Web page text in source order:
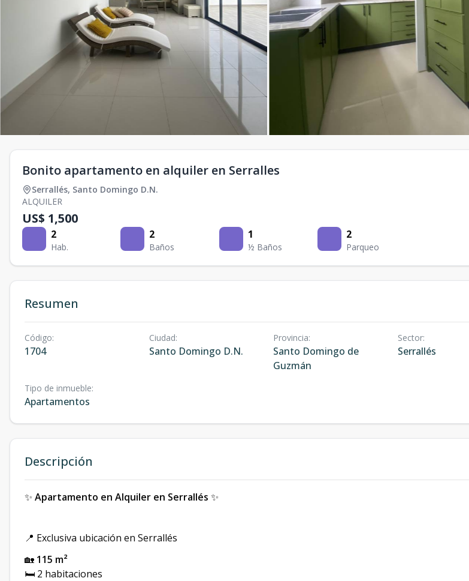
Bonito apartamento en alquiler en Serralles
Serrallés, Santo Domingo D.N.
ALQUILER
US$ 1,500
2
Hab.
2
Baños
1
½ Baños
2
Parqueo
Resumen
Código:
1704
Ciudad:
Santo Domingo D.N.
Provincia:
Santo Domingo de
Guzmán
Sector:
Serrallés
Tipo de inmueble:
Apartamentos
Descripción
✨ Apartamento en Alquiler en Serrallés ✨
📍 Exclusiva ubicación en Serrallés
🏡 115 m²
🛏️ 2 habitaciones